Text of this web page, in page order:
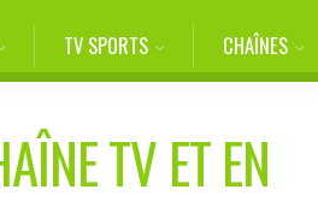
TV SPORTS CHAÎNES
TV ET EN